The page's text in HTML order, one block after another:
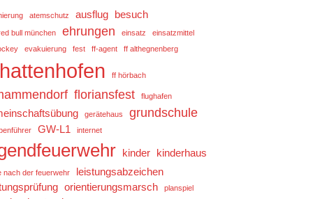
atemschutz ausflug besuch
bull münchen ehrungen einsatz
einsatzmittel
evakuierung fest ff-agent ff althegnenberg
ff hörbach
floriansfest flughafen
gerätehaus grundschule
GW-L1 internet
kinder kinderhaus
nach der feuerwehr
leistungsabzeichen
orientierungsmarsch planspiel